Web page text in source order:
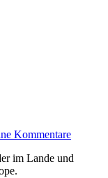
Kommentare